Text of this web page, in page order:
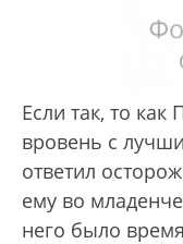
Если так, то как
вровень с
ответил
ему во
него было